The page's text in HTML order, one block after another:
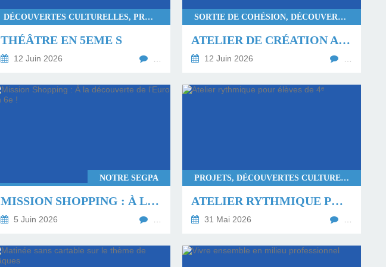
DÉCOUVERTES CULTURELLES, PROJETS
THÉÂTRE EN 5EME S
12 Juin 2026
SORTIE DE COHÉSION, DÉCOUVERTES CULTURELLES
ATELIER DE CRÉATION AU 1204 AVEC LES 6S
12 Juin 2026
NOTRE SEGPA
MISSION SHOPPING : À LA DÉCOUVERTE DE L'EURO EN 6E !
5 Juin 2026
PROJETS, DÉCOUVERTES CULTURELLES
ATELIER RYTHMIQUE POUR ÉLÈVES DE 4ᵉ
31 Mai 2026